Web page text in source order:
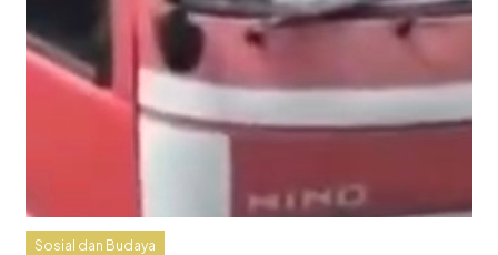
Sosial dan Budaya